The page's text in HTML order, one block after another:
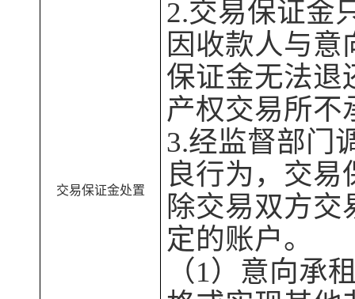
交易保证金处置
2.交易保证金
因收款人与
保证金无法退
产权交易所不
3.经监督部门
良行为，交
除交易双方
定的账户。
（1） 意向承